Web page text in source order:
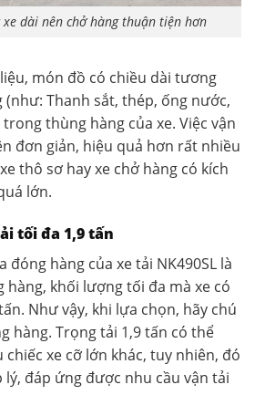
xe dài nên chở hàng thuận tiện hơn
món đồ có chiều dài tương
Thanh sắt, thép, ống nước,
thùng hàng của xe. Việc vận
đơn giản, hiệu quả hơn rất nhiều
thô sơ hay xe chở hàng có kích
lớn.
tối đa 1,9 tấn
hàng của xe tải NK490SL là
hàng, khối lượng tối đa mà xe có
Như vậy, khi lựa chọn, hãy chú
hàng. Trọng tải 1,9 tấn có thể
xe cỡ lớn khác, tuy nhiên, đó
lý, đáp ứng được nhu cầu vận tải